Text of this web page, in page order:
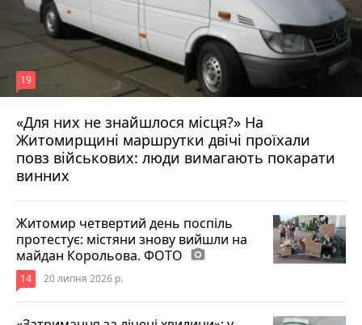
«Для них не знайшлося місця?» На
Житомирщині маршрутки двічі проїхали
повз військових: люди вимагають покарати
винних
19
17 липня 2026 р.
Житомир четвертий день поспіль
протестує: містяни знову вийшли на
майдан Корольова. ФОТО photo_camera
14 20 липня 2026 р.